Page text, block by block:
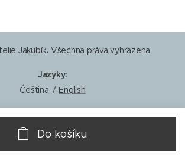
Do košíku
Jakubík. Všechna práva vyhrazena.
Jazyky
Čeština
English